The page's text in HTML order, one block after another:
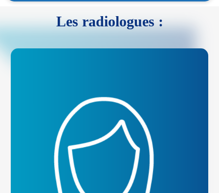
Les radiologues :